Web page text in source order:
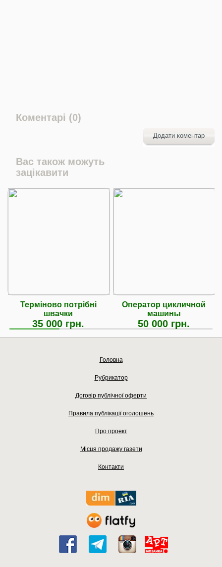
Коментарі (0)
Додати коментар
Вас також можуть
зацікавити
Терміново потрібні
швачки
35 000 грн.
Оператор цикличной
машины
50 000 грн.
Головна
Рубрикатор
Договір публічної оферти
Правила публікації оголошень
Про проект
Місця продажу газети
Контакти